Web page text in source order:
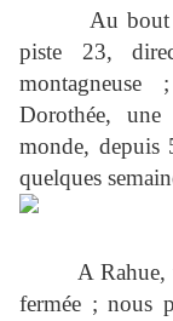
Au bout du
piste 23,
Dorothée,
monde,
quelques
A Rahue,
fermée ; nous